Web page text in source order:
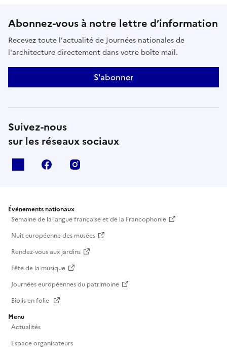
Abonnez-vous à notre lettre d’information
Recevez toute l'actualité de Journées nationales de
l'architecture directement dans votre boîte mail.
S'abonner
Suivez-nous
sur les réseaux sociaux
facebook
Événements nationaux
Semaine de la langue française et de la Francophonie
Nuit européenne des musées
Rendez-vous aux jardins
Fête de la musique
Journées européennes du patrimoine
Biblis en folie
Menu
Actualités
Espace organisateurs